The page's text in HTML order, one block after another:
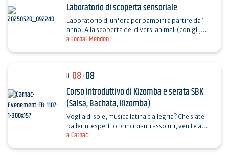
a Locoal-Mendon
Laboratorio di scoperta sensoriale
Laboratorio di un'ora per bambini a partire da 1
anno. Alla scoperta dei diversi animali (conigli,
porcellini d'India, cani, galline, capre e pony).…
a Carnac
il 08/08
Corso introduttivo di Kizomba e serata SBK
(Salsa, Bachata, Kizomba)
Voglia di sole, musica latina e allegria? Che siate
ballerini esperti o principianti assoluti, venite a
lasciarvi trasportare dai ritmi calientes di una…